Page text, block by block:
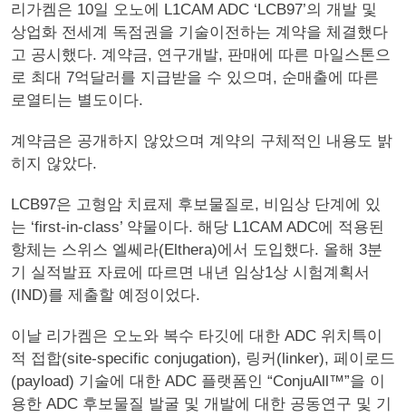
리가켐은 10일 오노에 L1CAM ADC ‘LCB97’의 개발 및
상업화 전세계 독점권을 기술이전하는 계약을 체결했다
고 공시했다. 계약금, 연구개발, 판매에 따른 마일스톤으
로 최대 7억달러를 지급받을 수 있으며, 순매출에 따른
로열티는 별도이다.
계약금은 공개하지 않았으며 계약의 구체적인 내용도 밝
히지 않았다.
LCB97은 고형암 치료제 후보물질로, 비임상 단계에 있
는 ‘first-in-class’ 약물이다. 해당 L1CAM ADC에 적용된
항체는 스위스 엘쎄라(Elthera)에서 도입했다. 올해 3분
기 실적발표 자료에 따르면 내년 임상1상 시험계획서
(IND)를 제출할 예정이었다.
이날 리가켐은 오노와 복수 타깃에 대한 ADC 위치특이
적 접합(site-specific conjugation), 링커(linker), 페이로드
(payload) 기술에 대한 ADC 플랫폼인 “ConjuAll™”을 이
용한 ADC 후보물질 발굴 및 개발에 대한 공동연구 및 기